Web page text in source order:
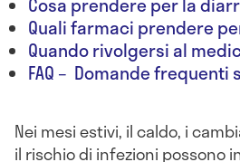
Quali farmaci prendere
Quando rivolgersi al
FAQ – Domande
Nei mesi estivi, il caldo, i
il rischio di infezioni possono